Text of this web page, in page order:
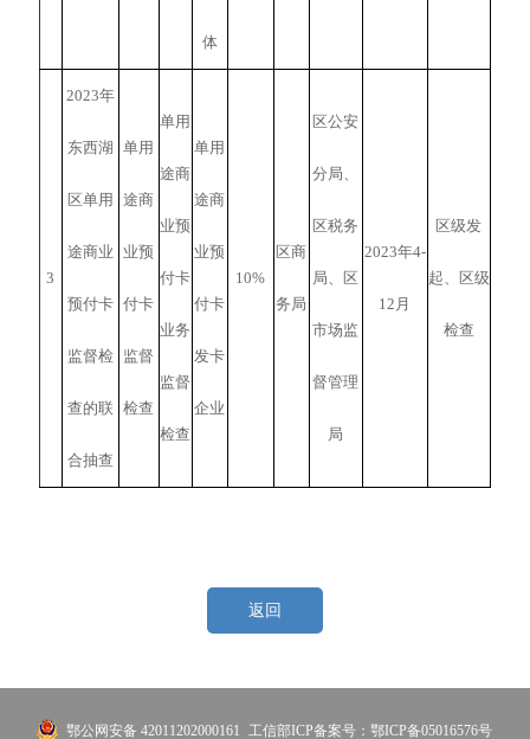
体
3
2023年
东西湖
区单用
途商业
预付卡
监督检
查的联
合抽查
单用
途商
业预
付卡
监督
检查
单用
途商
业预
付卡
业务
监督
检查
单用
途商
业预
付卡
发卡
企业
10%
区商
务局
区公安
分局、
区税务
局、区
市场监
督管理
局
2023年4-
12月
区级发
起、区级
检查
返回
鄂公网安备 42011202000161 工信部ICP备案号：鄂ICP备05016576号